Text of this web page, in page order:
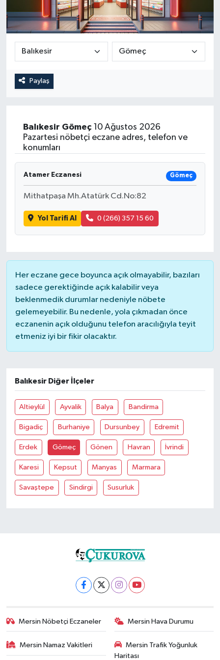
Paylaş
Balıkesir Gömeç10 Ağustos 2026
Pazartesi nöbetçi eczane adres, telefon ve
konumları
Atamer Eczanesi Gömeç
Mithatpaşa Mh.Atatürk Cd.No:82
Yol Tarifi Al 0 (266) 357 15 60
Her eczane gece boyunca açık olmayabilir, bazıları
sadece gerektiğinde açık kalabilir veya
beklenmedik durumlar nedeniyle nöbete
gelemeyebilir. Bu nedenle, yola çıkmadan önce
eczanenin açık olduğunu telefon aracılığıyla teyit
etmeniz iyi bir fikir olacaktır.
Balıkesir Diğer İlçeler
Altieylül Ayvalik Balya Bandirma
Bigadiç Burhaniye Dursunbey Edremit
Erdek Gömeç Gönen Havran İvrindi
Karesi Kepsut Manyas Marmara
Savaştepe Sindirgi Susurluk
Mersin Nöbetçi Eczaneler Mersin Hava Durumu
Mersin Namaz Vakitleri
Mersin Trafik Yoğunluk
Haritası